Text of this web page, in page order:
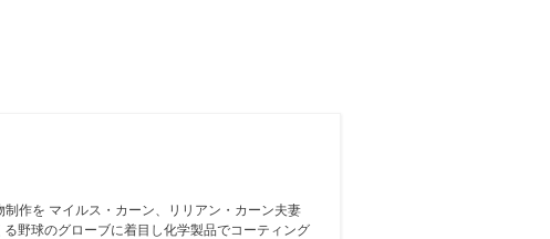
abox
作を マイルス・カーン、リリアン・カーン夫妻
野球のグローブに着目し化学製品でコーティング